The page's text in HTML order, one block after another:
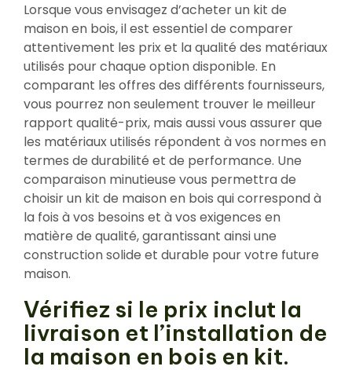
Lorsque vous envisagez d’acheter un kit de
maison en bois, il est essentiel de comparer
attentivement les prix et la qualité des matériaux
utilisés pour chaque option disponible. En
comparant les offres des différents fournisseurs,
vous pourrez non seulement trouver le meilleur
rapport qualité-prix, mais aussi vous assurer que
les matériaux utilisés répondent à vos normes en
termes de durabilité et de performance. Une
comparaison minutieuse vous permettra de
choisir un kit de maison en bois qui correspond à
la fois à vos besoins et à vos exigences en
matière de qualité, garantissant ainsi une
construction solide et durable pour votre future
maison.
Vérifiez si le prix inclut la
livraison et l’installation de
la maison en bois en kit.